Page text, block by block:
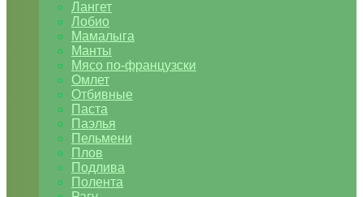
Лангет
Лобио
Мамалыга
Манты
Мясо по-французски
Омлет
Отбивные
Паста
Паэлья
Пельмени
Плов
Подлива
Полента